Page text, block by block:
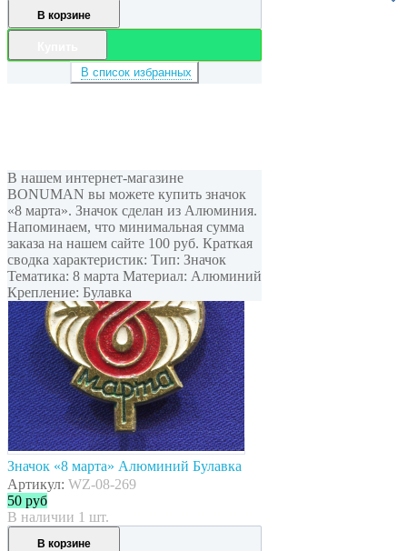
В корзине
В список избранных
В нашем интернет-магазине
BONUMAN вы можете купить значок
«8 марта». Значок сделан из Алюминия.
Напоминаем, что минимальная сумма
заказа на нашем сайте 100 руб. Краткая
сводка характеристик: Тип: Значок
Тематика: 8 марта Материал: Алюминий
Крепление: Булавка
Значок «8 марта» Алюминий Булавка
Артикул: WZ-08-269
50 руб
В наличии 1 шт.
В корзине